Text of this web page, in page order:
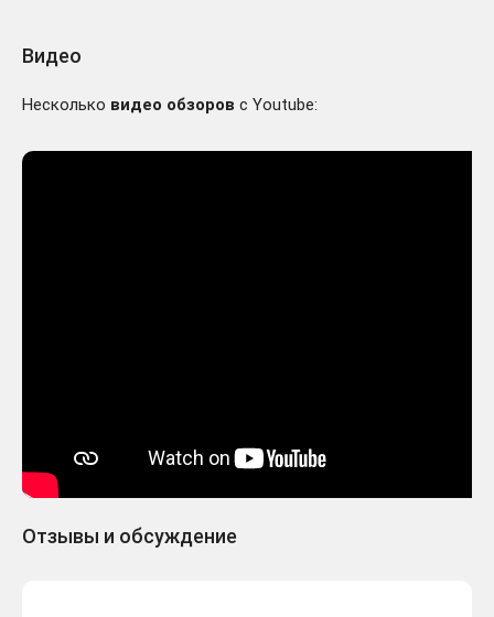
Видео
Несколько видео обзоров с Youtube:
Отзывы и обсуждение